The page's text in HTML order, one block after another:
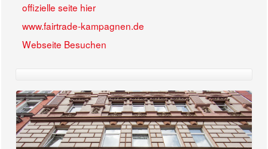
offizielle seite hier
www.fairtrade-kampagnen.de
Webseite Besuchen